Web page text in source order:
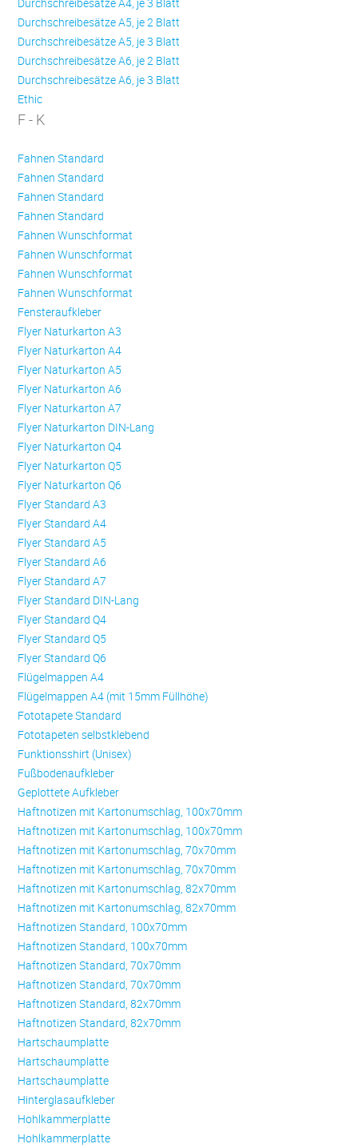
Durchschreibesätze A5, je 2 Blatt
Durchschreibesätze A5, je 3 Blatt
Durchschreibesätze A6, je 2 Blatt
Durchschreibesätze A6, je 3 Blatt
Ethic
F - K
Fahnen Standard
Fahnen Standard
Fahnen Standard
Fahnen Standard
Fahnen Wunschformat
Fahnen Wunschformat
Fahnen Wunschformat
Fahnen Wunschformat
Fensteraufkleber
Flyer Naturkarton A3
Flyer Naturkarton A4
Flyer Naturkarton A5
Flyer Naturkarton A6
Flyer Naturkarton A7
Flyer Naturkarton DIN-Lang
Flyer Naturkarton Q4
Flyer Naturkarton Q5
Flyer Naturkarton Q6
Flyer Standard A3
Flyer Standard A4
Flyer Standard A5
Flyer Standard A6
Flyer Standard A7
Flyer Standard DIN-Lang
Flyer Standard Q4
Flyer Standard Q5
Flyer Standard Q6
Flügelmappen A4
Flügelmappen A4 (mit 15mm Füllhöhe)
Fototapete Standard
Fototapeten selbstklebend
Funktionsshirt (Unisex)
Fußbodenaufkleber
Geplottete Aufkleber
Haftnotizen mit Kartonumschlag, 100x70mm
Haftnotizen mit Kartonumschlag, 100x70mm
Haftnotizen mit Kartonumschlag, 70x70mm
Haftnotizen mit Kartonumschlag, 70x70mm
Haftnotizen mit Kartonumschlag, 82x70mm
Haftnotizen mit Kartonumschlag, 82x70mm
Haftnotizen Standard, 100x70mm
Haftnotizen Standard, 100x70mm
Haftnotizen Standard, 70x70mm
Haftnotizen Standard, 70x70mm
Haftnotizen Standard, 82x70mm
Haftnotizen Standard, 82x70mm
Hartschaumplatte
Hartschaumplatte
Hartschaumplatte
Hinterglasaufkleber
Hohlkammerplatte
Hohlkammerplatte